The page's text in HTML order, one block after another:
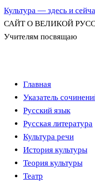
Культура — здесь и
САЙТ О ВЕЛИКОЙ
Учителям посвящаю
Перейти
содержимому
Главная
Указатель
Русский язык
Русская литература
Культура речи
История культуры
Теория культуры
Театр